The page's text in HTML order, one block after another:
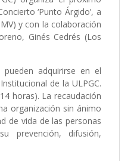
‘Punto Árgido’, a
y con la colaboración
Ginés Cedrés (Los
adquirirse en el
de la ULPGC.
horas). La recaudación
organización sin ánimo
de vida de las personas
prevención, difusión,